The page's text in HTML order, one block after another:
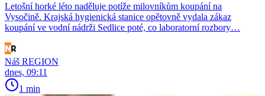
Letošní horké léto naděluje potíže milovníkům koupání na
Vysočině. Krajská hygienická stanice opětovně vydala zákaz
koupání ve vodní nádrži Sedlice poté, co laboratorní rozbory…
Náš REGION
dnes, 09:11
1 min